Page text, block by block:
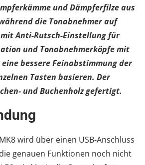
und Dämpferfilze aus
die Tonabnehmer auf
Anti-Rutsch-Einstellung für
und Tonabnehmerköpfe mit
bessere Feinabstimmung der
Tasten basieren. Der
und Buchenholz gefertigt.
wird über einen USB-Anschluss
genauen Funktionen noch nicht